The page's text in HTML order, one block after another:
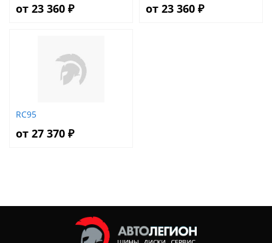
от 23 360 ₽ от 23 360 ₽
RC95
от 27 370 ₽